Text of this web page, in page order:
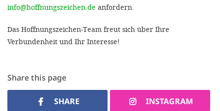
info@hoffnungszeichen.de anfordern.
Das Hoffnungszeichen-Team freut sich über Ihre
Verbundenheit und Ihr Interesse!
Share this page
SHARE INSTAGRAM